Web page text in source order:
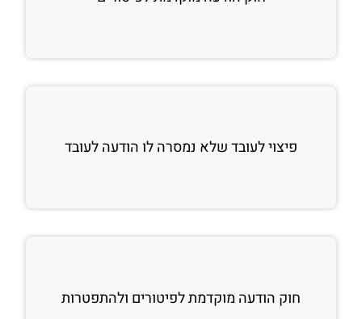
פיצוי לעובד שלא נמסרה לו הודעה לעובד
חוק הודעה מוקדמת לפיטורים ולהתפטרות